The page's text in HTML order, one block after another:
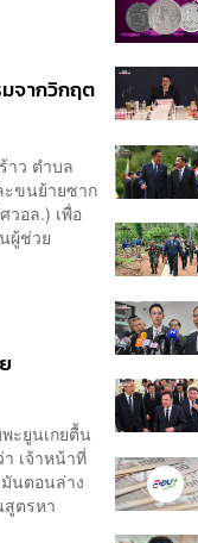
จากวิกฤต
าว ตำบล
ะขนย้ายซาก
วอล.) เพื่อ
ผู้ช่วย
ะยูนเกยตื้น
เจ้าหน้าที่
นตอนล่าง
สูตรหา